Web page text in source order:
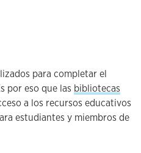
para completar el
por eso que las bibliotecas
a los recursos educativos
estudiantes y miembros de